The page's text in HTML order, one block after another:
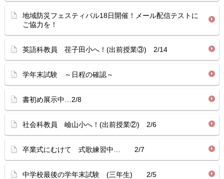
地域防災フェスティバル18日開催！メール配信テストに
ご協力を！
英語科教員 荏子田小へ！(出前授業③) 2/14
学年末試験 ～日程の確認～
書初め展示中…2/8
社会科教員 嶮山小へ！(出前授業②) 2/6
卒業式にむけて 式歌練習中… 2/7
中学校最後の学年末試験 (三年生) 2/5